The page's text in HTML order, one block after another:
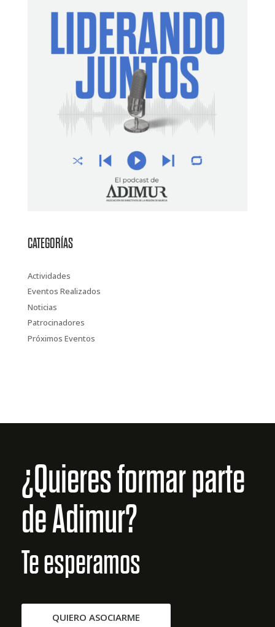
CATEGORÍAS
Actividades
Eventos Realizados
Noticias
Patrocinadores
Próximos Eventos
¿Quieres formar parte
de Adimur?
Te esperamos
QUIERO ASOCIARME